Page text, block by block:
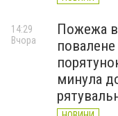
Пожежа
повалене
минула
14:29
Вчора